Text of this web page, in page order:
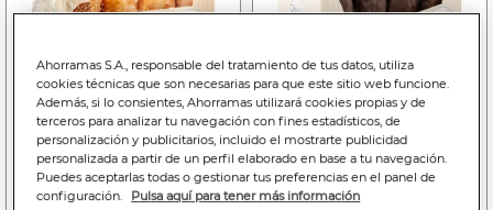
,35€
6,75€/kilo
1,55€
7,75€/kilo
Ahorramas S.A., responsable del tratamiento de tus datos, utiliza
cookies técnicas que son necesarias para que este sitio web funcione.
Además, si lo consientes, Ahorramas utilizará cookies propias y de
terceros para analizar tu navegación con fines estadísticos, de
personalización y publicitarios, incluido el mostrarte publicidad
personalizada a partir de un perfil elaborado en base a tu navegación.
Puedes aceptarlas todas o gestionar tus preferencias en el panel de
configuración.
Pulsa aquí para tener más información